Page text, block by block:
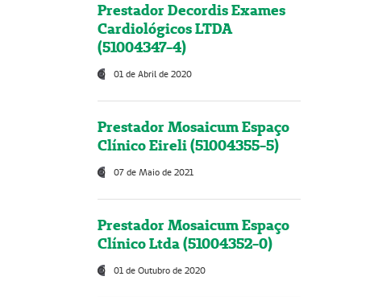
Prestador Decordis Exames
Cardiológicos LTDA
(51004347-4)
01 de Abril de 2020
Prestador Mosaicum Espaço
Clínico Eireli (51004355-5)
07 de Maio de 2021
Prestador Mosaicum Espaço
Clínico Ltda (51004352-0)
01 de Outubro de 2020